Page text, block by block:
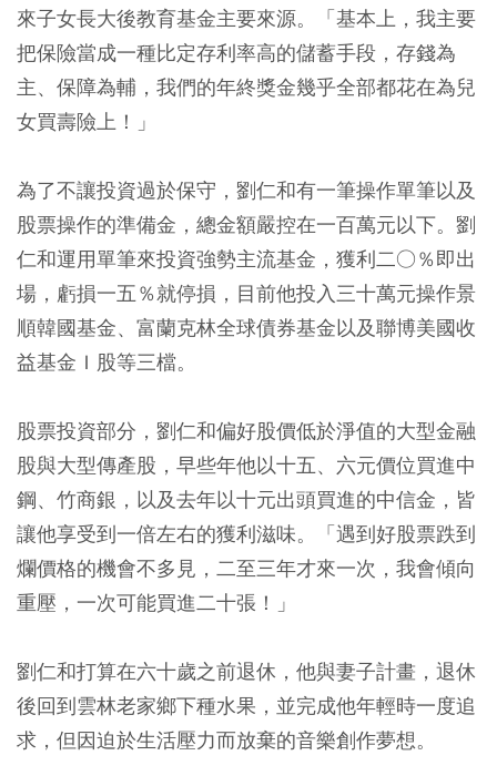
來子女長大後教育基金主要來源。「基本上，我主要
把保險當成一種比定存利率高的儲蓄手段，存錢為
主、保障為輔，我們的年終獎金幾乎全部都花在為兒
女買壽險上！」
為了不讓投資過於保守，劉仁和有一筆操作單筆以及
股票操作的準備金，總金額嚴控在一百萬元以下。劉
仁和運用單筆來投資強勢主流基金，獲利二○％即出
場，虧損一五％就停損，目前他投入三十萬元操作景
順韓國基金、富蘭克林全球債券基金以及聯博美國收
益基金Ｉ股等三檔。
股票投資部分，劉仁和偏好股價低於淨值的大型金融
股與大型傳產股，早些年他以十五、六元價位買進中
鋼、竹商銀，以及去年以十元出頭買進的中信金，皆
讓他享受到一倍左右的獲利滋味。「遇到好股票跌到
爛價格的機會不多見，二至三年才來一次，我會傾向
重壓，一次可能買進二十張！」
劉仁和打算在六十歲之前退休，他與妻子計畫，退休
後回到雲林老家鄉下種水果，並完成他年輕時一度追
求，但因迫於生活壓力而放棄的音樂創作夢想。